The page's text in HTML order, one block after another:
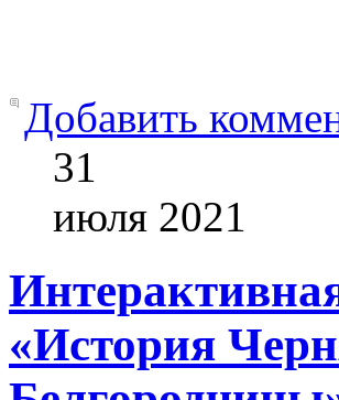
Добавить
31
июля 2021
«История